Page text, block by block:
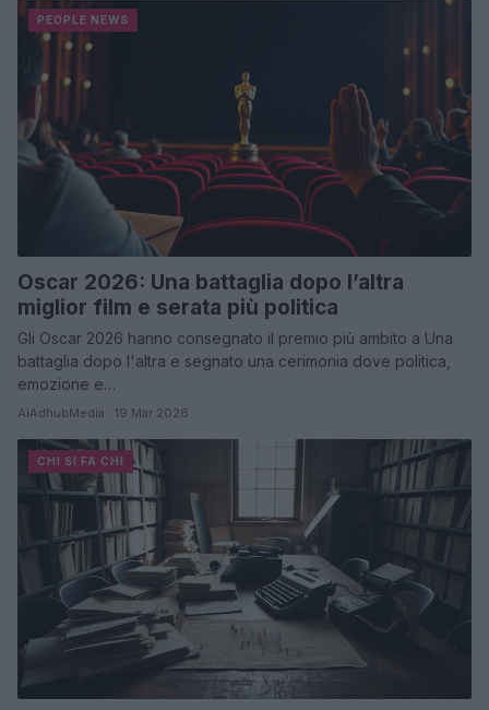
PEOPLE NEWS
Oscar 2026: Una battaglia dopo l’altra
miglior film e serata più politica
Gli Oscar 2026 hanno consegnato il premio più ambito a Una
battaglia dopo l'altra e segnato una cerimonia dove politica,
emozione e…
AiAdhubMedia · 19 Mar 2026
CHI SI FA CHI